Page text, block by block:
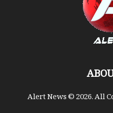
Alert News © 2026. All